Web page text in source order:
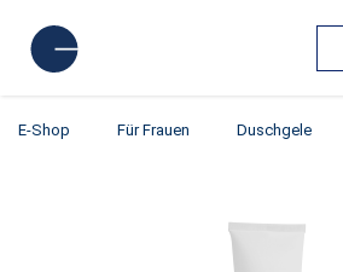
E-Shop Für Frauen Duschgele